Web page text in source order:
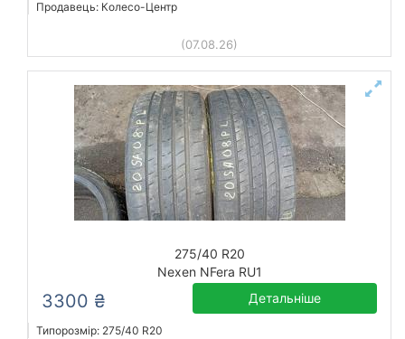
Продавець: Колесо-Центр
(07.08.26)
275/40 R20
Nexen NFera RU1
3300 ₴ Детальніше
Типорозмір: 275/40 R20